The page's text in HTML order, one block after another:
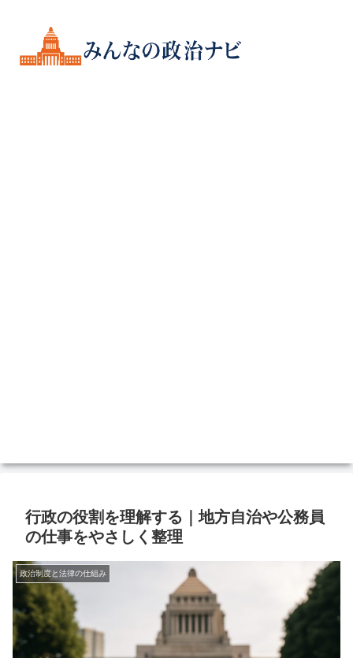
行政の役割を理解する｜地方自治や公務員
の仕事をやさしく整理
政治制度と法律の仕組み